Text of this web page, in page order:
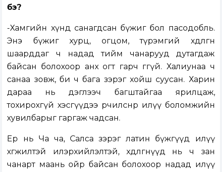
бэ?
-Хамгийн хүнд санагдсан бүжиг бол пасодобль.
Энэ бүжиг хурц, огцом, түрэмгий хөдөлгөөн
шаарддаг ч надад тийм чанарууд дутагдаж
байсан болохоор анх огт гарч өгөөгүй. Халиунаа ч
санаа зовж, би ч бага зэрэг хойш суусан. Харин
дараа нь дэглээч багштайгаа ярилцаж,
тохирохгүй хэсгүүдээ өөрчилснөөр илүү боломжийн
хувилбарыг гаргаж чадсан.
Ер нь Ча ча, Салса зэрэг латин бүжгүүд илүү
хөгжилтэй илэрхийлэлтэй, хөдөлгөөнүүд нь ч зан
чанарт маань ойр байсан болохоор надад илүү